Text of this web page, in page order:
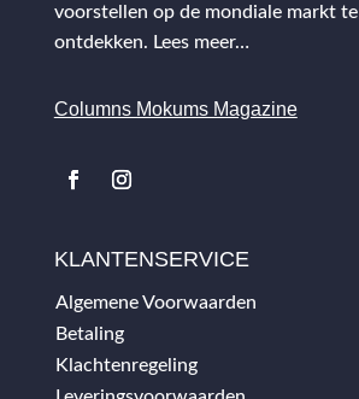
voorstellen op de mondiale markt te
ontdekken. Lees meer…
Columns Mokums Magazine
KLANTENSERVICE
Algemene Voorwaarden
Betaling
Klachtenregeling